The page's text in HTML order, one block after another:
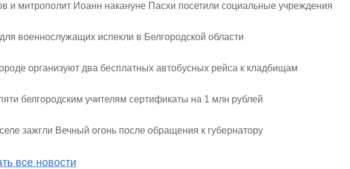
и митрополит Иоанн накануне Пасхи посетили социальные учреждения
военнослужащих испекли в Белгородской области
организуют два бесплатных автобусных рейса к кладбищам
белгородским учителям сертификаты на 1 млн рублей
зажгли Вечный огонь после обращения к губернатору
все новости